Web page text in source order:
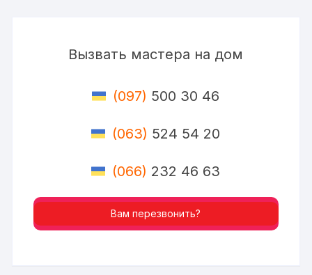
Вызвать мастера на дом
(097) 500 30 46
(063) 524 54 20
(066) 232 46 63
Вам перезвонить?